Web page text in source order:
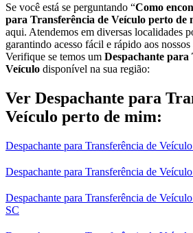
Se você está se perguntando “Como
para Transferência de Veículo perto de
aqui. Atendemos em diversas localidades
garantindo acesso fácil e rápido aos
Verifique se temos um Despachante para
Veículo disponível na sua região:
Ver Despachante para
Veículo perto de mim:
Despachante para Transferência de
Despachante para Transferência de
Despachante para Transferência de
SC